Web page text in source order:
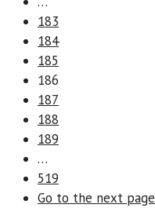
183
184
185
186
187
188
189
…
519
Go to the next page